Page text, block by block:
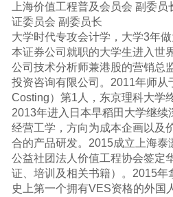
上海价值工程普及会员会 副委员
证委员会 副委员长
大学时代专攻会计学，大学3年
本证券公司就职的大学生进入世
公司技术分析师兼港股的营销总
投资咨询有限公司。2011年师从
Costing）第1人，东京理科大学
2013年进入日本早稻田大学继续
经营工学，方向为成本企画以及
合的产品研发。2015成立上海泰
公益社团法人价值工程协会签定
证、培训及相关书籍）。2015年
史上第一个拥有VES资格的外国